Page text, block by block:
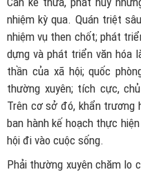
nhiệm kỳ qua. Quán triệt
nhiệm vụ then chốt; phát
dựng và phát triển văn hóa
thần của xã hội; quốc
thường xuyên; tích cực,
Trên cơ sở đó, khẩn trương
ban hành kế hoạch thực
hội đi vào cuộc sống.
Phải thường xuyên chăm lo